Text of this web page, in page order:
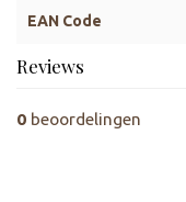
EAN Code
Reviews
0 beoordelingen